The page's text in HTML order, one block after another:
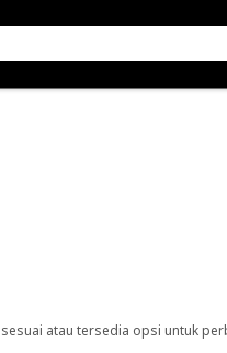
atau tersedia opsi untuk